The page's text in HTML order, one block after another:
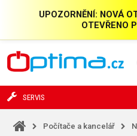
UPOZORNĚNÍ: NOVÁ
OTEVŘENO
SERVIS
Počítače a kancelář